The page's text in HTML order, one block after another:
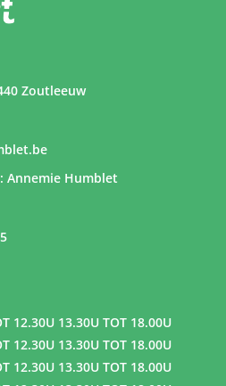
Zoutleeuw
Humblet
12.30U 13.30U TOT 18.00U
12.30U 13.30U TOT 18.00U
12.30U 13.30U TOT 18.00U